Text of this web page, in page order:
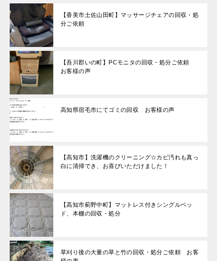
【香美市土佐山田町】マッサージチェアの回収・処
分ご依頼
【吾川郡いの町】PCモニタの回収・処分ご依頼
お客様の声
高知県宿毛市にてゴミの回収 お客様の声
【高知市】洗濯機のクリーニング☆カビ汚れも真っ
白に清掃でき、お喜びいただけました！
【高知市薊野中町】マットレス付きシングルベッ
ド、本棚の回収・処分
草刈り後の大量の草と竹の回収・処分ご依頼 お客